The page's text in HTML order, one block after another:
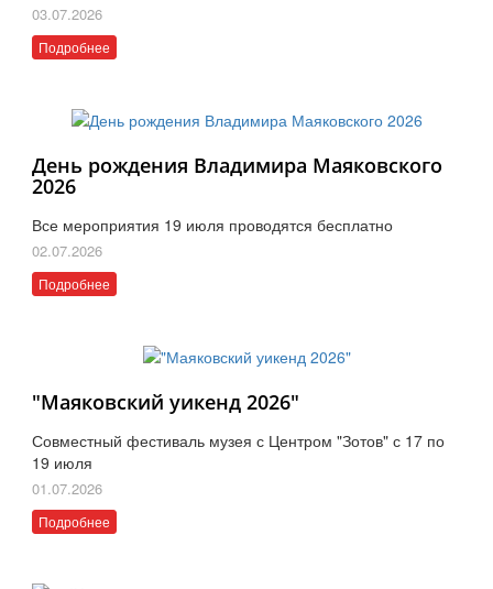
03.07.2026
Подробнее
День рождения Владимира Маяковского
2026
Все мероприятия 19 июля проводятся бесплатно
02.07.2026
Подробнее
"Маяковский уикенд 2026"
Совместный фестиваль музея с Центром "Зотов" с 17 по
19 июля
01.07.2026
Подробнее